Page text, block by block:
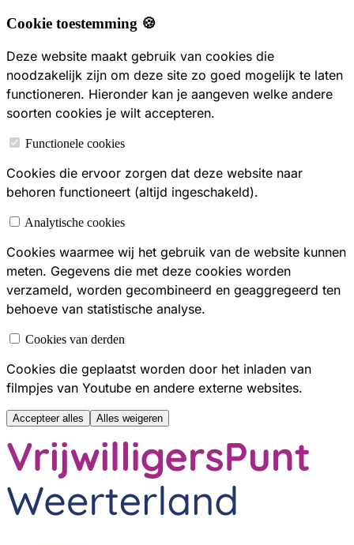
Cookie toestemming 🍪
Deze website maakt gebruik van cookies die
noodzakelijk zijn om deze site zo goed mogelijk te laten
functioneren. Hieronder kan je aangeven welke andere
soorten cookies je wilt accepteren.
Functionele cookies
Cookies die ervoor zorgen dat deze website naar
behoren functioneert (altijd ingeschakeld).
Analytische cookies
Cookies waarmee wij het gebruik van de website kunnen
meten. Gegevens die met deze cookies worden
verzameld, worden gecombineerd en geaggregeerd ten
behoeve van statistische analyse.
Cookies van derden
Cookies die geplaatst worden door het inladen van
filmpjes van Youtube en andere externe websites.
Accepteer alles Alles weigeren